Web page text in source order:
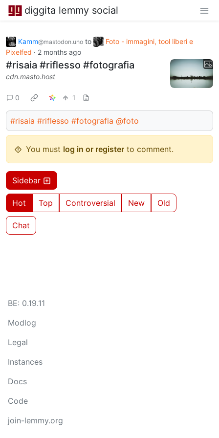
diggita lemmy social
Kamm@mastodon.uno to
Foto - immagini, tool liberi e
Pixelfed · 2 months ago
#risaia #riflesso #fotografia
cdn.masto.host
0 1
#risaia #riflesso #fotografia @foto
You must log in or register to comment.
Sidebar
Hot Top Controversial New Old
Chat
BE: 0.19.11
Modlog
Legal
Instances
Docs
Code
join-lemmy.org